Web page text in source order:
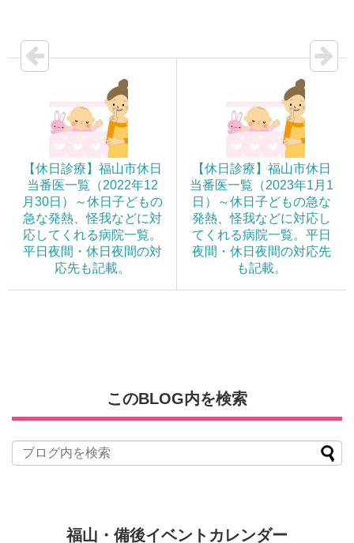
【休日診療】福山市休日
当番医一覧（2022年12
月30日）～休日子どもの
急な発熱、怪我などに対
応してくれる病院一覧。
平日夜間・休日夜間の対
応先も記載。
【休日診療】福山市休日
当番医一覧（2023年1月1
日）～休日子どもの急な
発熱、怪我などに対応し
てくれる病院一覧。平日
夜間・休日夜間の対応先
も記載。
このBLOG内を検索
福山・備後イベントカレンダー